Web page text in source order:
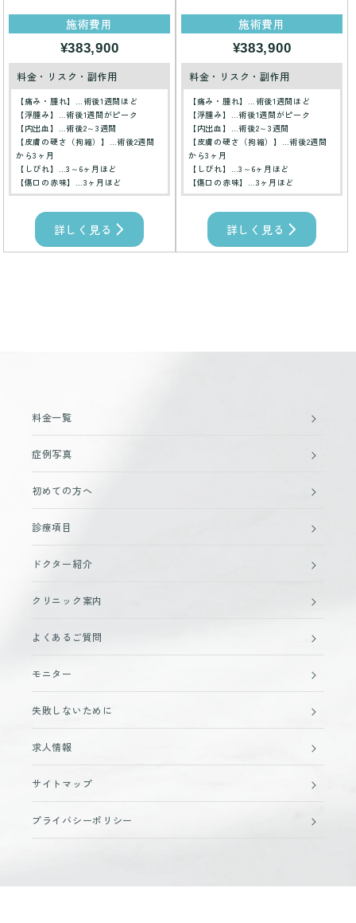
施術費用
¥383,900
料金・リスク・副作用
【痛み・腫れ】…術後1週間ほど
【浮腫み】…術後1週間がピーク
【内出血】…術後2～3週間
【皮膚の硬さ（拘縮）】…術後2週間
から3ヶ月
【しびれ】…3～6ヶ月ほど
【傷口の赤味】…3ヶ月ほど
詳しく見る
施術費用
¥383,900
料金・リスク・副作用
【痛み・腫れ】…術後1週間ほど
【浮腫み】…術後1週間がピーク
【内出血】…術後2～3週間
【皮膚の硬さ（拘縮）】…術後2週間
から3ヶ月
【しびれ】…3～6ヶ月ほど
【傷口の赤味】…3ヶ月ほど
詳しく見る
料金一覧
症例写真
初めての方へ
診療項目
ドクター紹介
クリニック案内
よくあるご質問
モニター
失敗しないために
求人情報
サイトマップ
プライバシーポリシー